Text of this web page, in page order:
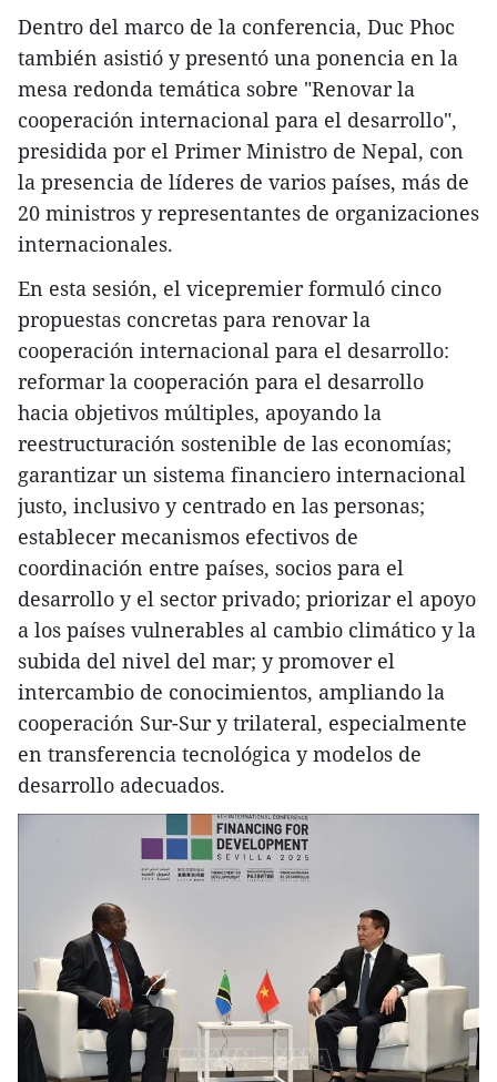
Dentro del marco de la conferencia, Duc Phoc
también asistió y presentó una ponencia en la
mesa redonda temática sobre "Renovar la
cooperación internacional para el desarrollo",
presidida por el Primer Ministro de Nepal, con
la presencia de líderes de varios países, más de
20 ministros y representantes de organizaciones
internacionales.
En esta sesión, el vicepremier formuló cinco
propuestas concretas para renovar la
cooperación internacional para el desarrollo:
reformar la cooperación para el desarrollo
hacia objetivos múltiples, apoyando la
reestructuración sostenible de las economías;
garantizar un sistema financiero internacional
justo, inclusivo y centrado en las personas;
establecer mecanismos efectivos de
coordinación entre países, socios para el
desarrollo y el sector privado; priorizar el apoyo
a los países vulnerables al cambio climático y la
subida del nivel del mar; y promover el
intercambio de conocimientos, ampliando la
cooperación Sur-Sur y trilateral, especialmente
en transferencia tecnológica y modelos de
desarrollo adecuados.